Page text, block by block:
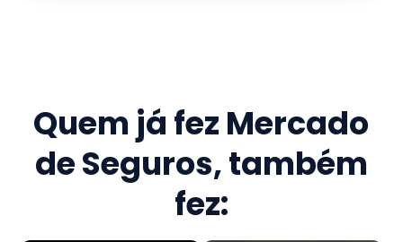
Quem já fez Mercado
de Seguros, também
fez: